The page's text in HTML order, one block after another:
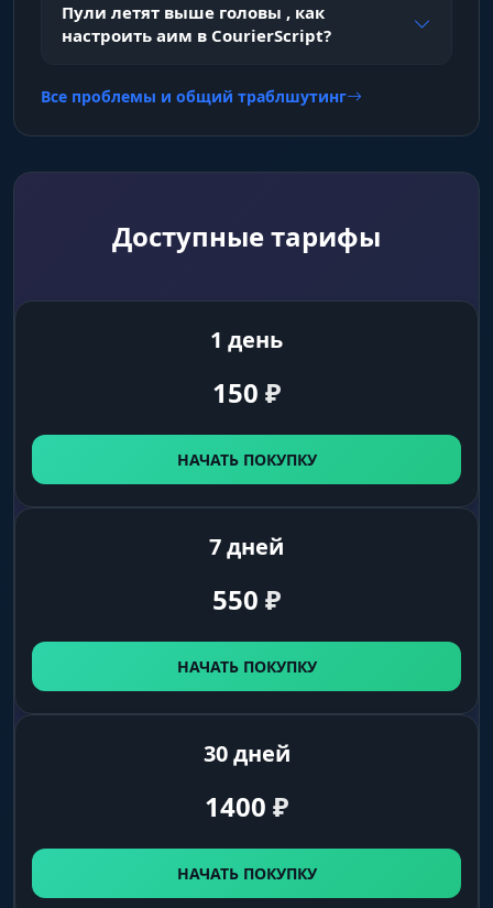
Метки для раненых игроков
Player Chams
Полное освещение карты — ночь не станет
помехой
Show FPS
Счётчик кадров в секунду
Пули летят выше головы , как
настроить аим в CourierScript?
Все проблемы и общий траблшутинг
Доступные тарифы
1 день
150 ₽
НАЧАТЬ ПОКУПКУ
7 дней
550 ₽
НАЧАТЬ ПОКУПКУ
30 дней
1400 ₽
НАЧАТЬ ПОКУПКУ